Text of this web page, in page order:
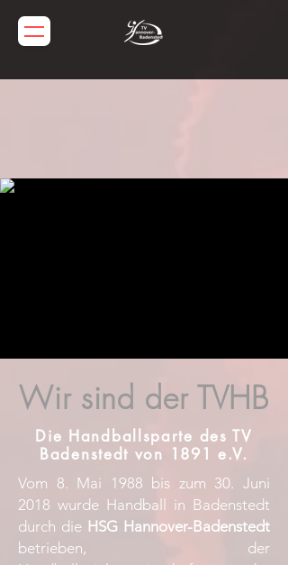
Wir sind der TVHB
Die Handballsparte des TV
Badenstedt von 1891 e.V.
Vom 8. Mai 1988 bis zum 30. Juni
2018 wurde Handball in Badenstedt
durch die HSG Hannover-Badenstedt
betrieben, der